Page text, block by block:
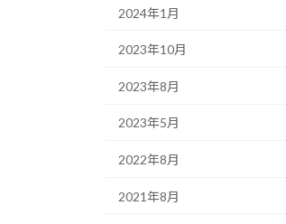
2024年1月
2023年10月
2023年8月
2023年5月
2022年8月
2021年8月